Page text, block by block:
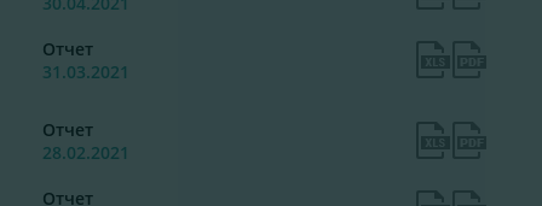
Отчет
31.03.2021
Отчет
28.02.2021
Отчет